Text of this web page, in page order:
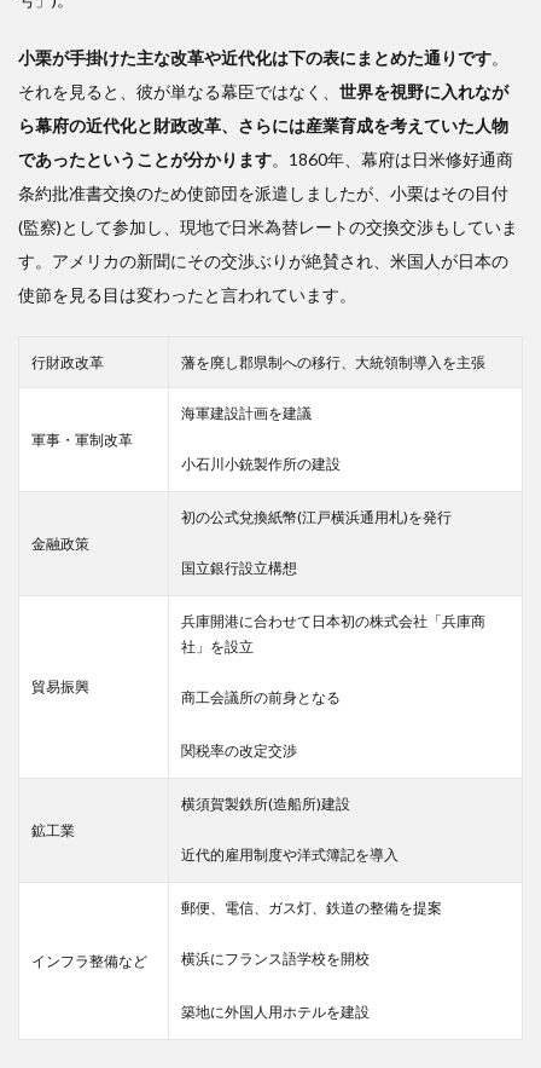
義」
はい
かに
形成
され
たか
小栗が手掛けた主な改革や近代化は下の表にまとめた通りです。
それを見ると、彼が単なる幕臣ではなく、 世界を視野に入れなが
ら幕府の近代化と財政改革、さらには産業育成を考えていた人物
であったということが分かります。1860年、幕府は日米修好通商
条約批准書交換のため使節団を派遣しましたが、小栗はその目付
(監察)として参加し、現地で日米為替レートの交換交渉もしていま
す。アメリカの新聞にその交渉ぶりが絶賛され、米国人が日本の
使節を見る目は変わったと言われています。
行財政改革 藩を廃し郡県制への移行、大統領制導入を主張
軍事・軍制改革
海軍建設計画を建議
小石川小銃製作所の建設
金融政策
初の公式兌換紙幣(江戸横浜通用札)を発行
国立銀行設立構想
貿易振興
兵庫開港に合わせて日本初の株式会社「兵庫商
社」を設立
商工会議所の前身となる
関税率の改定交渉
鉱工業
横須賀製鉄所(造船所)建設
近代的雇用制度や洋式簿記を導入
インフラ整備など
郵便、電信、ガス灯、鉄道の整備を提案
横浜にフランス語学校を開校
築地に外国人用ホテルを建設